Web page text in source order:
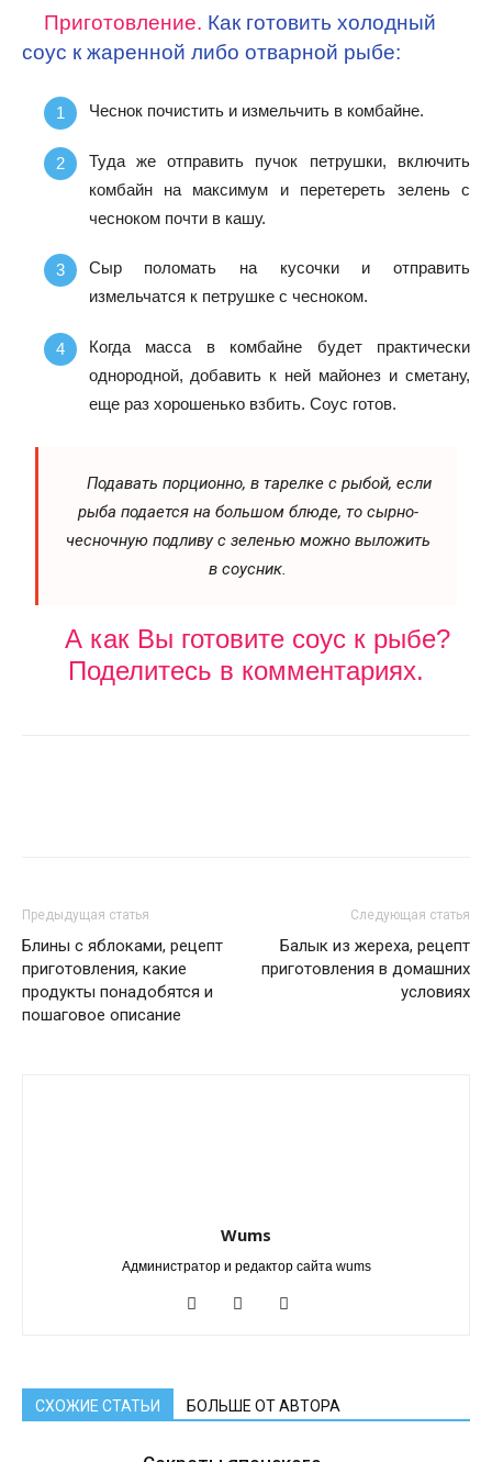
Приготовление. Как готовить холодный
соус к жаренной либо отварной рыбе:
Чеснок почистить и измельчить в комбайне.
Туда же отправить пучок петрушки, включить
комбайн на максимум и перетереть зелень с
чесноком почти в кашу.
Сыр поломать на кусочки и отправить
измельчатся к петрушке с чесноком.
Когда масса в комбайне будет практически
однородной, добавить к ней майонез и сметану,
еще раз хорошенько взбить. Соус готов.
Подавать порционно, в тарелке с рыбой, если
рыба подается на большом блюде, то сырно-
чесночную подливу с зеленью можно выложить
в соусник.
А как Вы готовите соус к рыбе?
Поделитесь в комментариях.
Предыдущая статья
Блины с яблоками, рецепт
приготовления, какие
продукты понадобятся и
пошаговое описание
Следующая статья
Балык из жереха, рецепт
приготовления в домашних
условиях
Wums
Администратор и редактор сайта wums
СХОЖИЕ СТАТЬИ БОЛЬШЕ ОТ АВТОРА